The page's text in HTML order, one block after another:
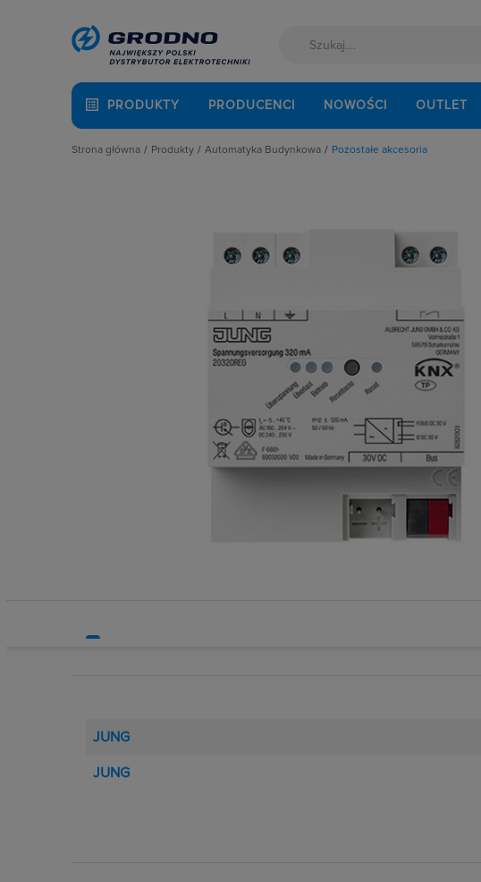
PRODUKTY PRODUCENCI NOWOŚCI OUTLET
Strona główna
Produkty
Łączniki i gniazda
Narzędzia i mierniki
Oświetlenie
Pompy ciepła
Prowadzenie kabli
Rozdzielnice i obudowy
Systemy bezpieczeństwa
Technika grzewcza
Technika instalacyjna
Automatyka Budynkowa
Kontrolery
Moduły sterujące DIN
Piloty
Plakietki sterujące
Pozostałe akcesoria
Stacje pogodowe
Zegary i elementy sterujące
Zestawy startowe i rozszerzające
Pozostałe akcesoria
JUNG
JUNG